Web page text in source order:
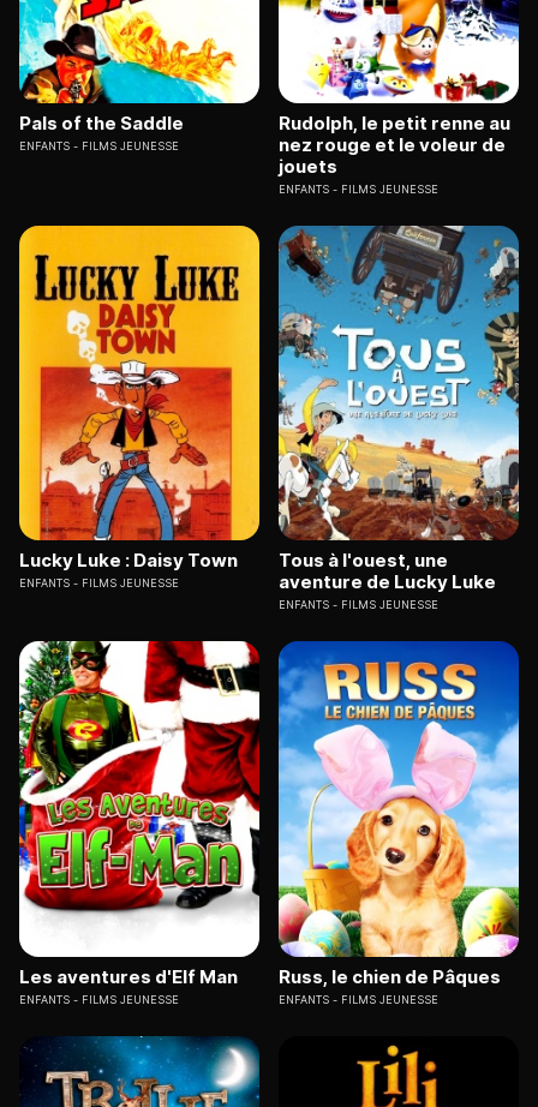
Pals of the Saddle
ENFANTS FILMS JEUNESSE
Rudolph, le petit renne au
nez rouge et le voleur de
jouets
ENFANTS FILMS JEUNESSE
Lucky Luke : Daisy Town
ENFANTS FILMS JEUNESSE
Tous à l'ouest, une
aventure de Lucky Luke
ENFANTS FILMS JEUNESSE
Les aventures d'Elf Man
ENFANTS FILMS JEUNESSE
Russ, le chien de Pâques
ENFANTS FILMS JEUNESSE